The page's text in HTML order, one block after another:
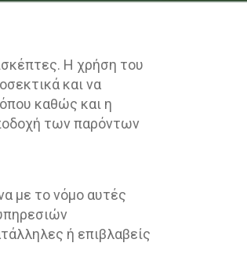
Η χρήση του
και να
καθώς και η
των παρόντων
με το νόμο αυτές
ή επιβλαβείς